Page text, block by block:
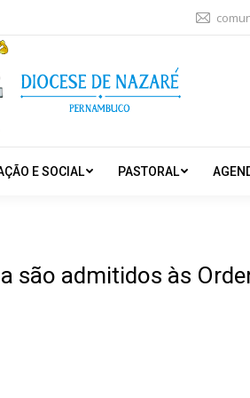
E SOCIAL PASTORAL
são admitidos às